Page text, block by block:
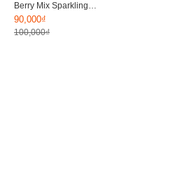
Berry Mix Sparkling
180ml
90,000₫
100,000₫